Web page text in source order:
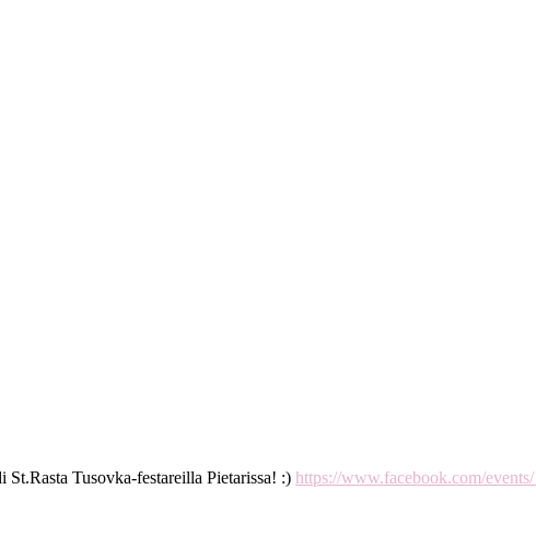
St.Rasta Tusovka-festareilla Pietarissa! :) https://www.facebook.com/